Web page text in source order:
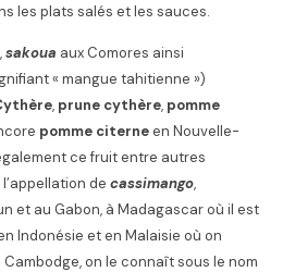
les plats salés et les sauces.
sakoua aux Comores ainsi
« mangue tahitienne »)
, prune cythère, pomme
pomme citerneen Nouvelle-
ce fruit entre autres
decassimango,
et au Gabon, à Madagascar où il est
Indonésie et en Malaisie où on
Cambodge, on le connaît sous le nom